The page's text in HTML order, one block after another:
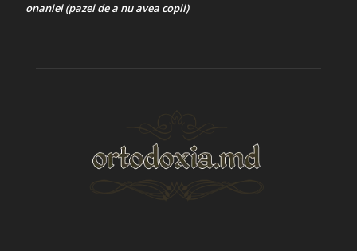
onaniei (pazei de a nu avea copii)